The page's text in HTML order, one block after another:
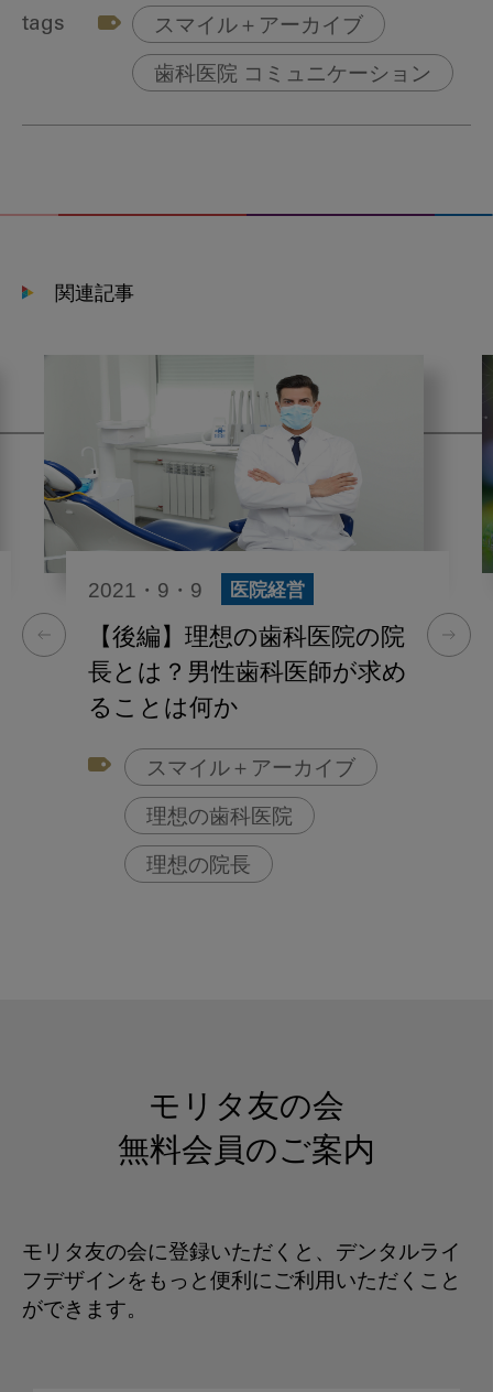
tags スマイル＋アーカイブ
歯科医院 コミュニケーション
関連記事
2021・9・9 医院経営
【後編】理想の歯科医院の院
長とは？男性歯科医師が求め
ることは何か
スマイル＋アーカイブ
理想の歯科医院
理想の院長
モリタ友の会
無料会員のご案内
モリタ友の会に登録いただくと、デンタルライ
フデザインをもっと便利にご利用いただくこと
ができます。